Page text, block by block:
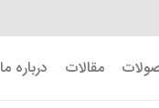
مقالات درباره ما